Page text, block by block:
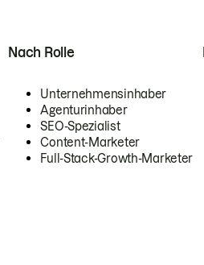
Nach Rolle
Unternehmensinhaber
Agenturinhaber
SEO-Spezialist
Content-Marketer
Full-Stack-Growth-Marketer